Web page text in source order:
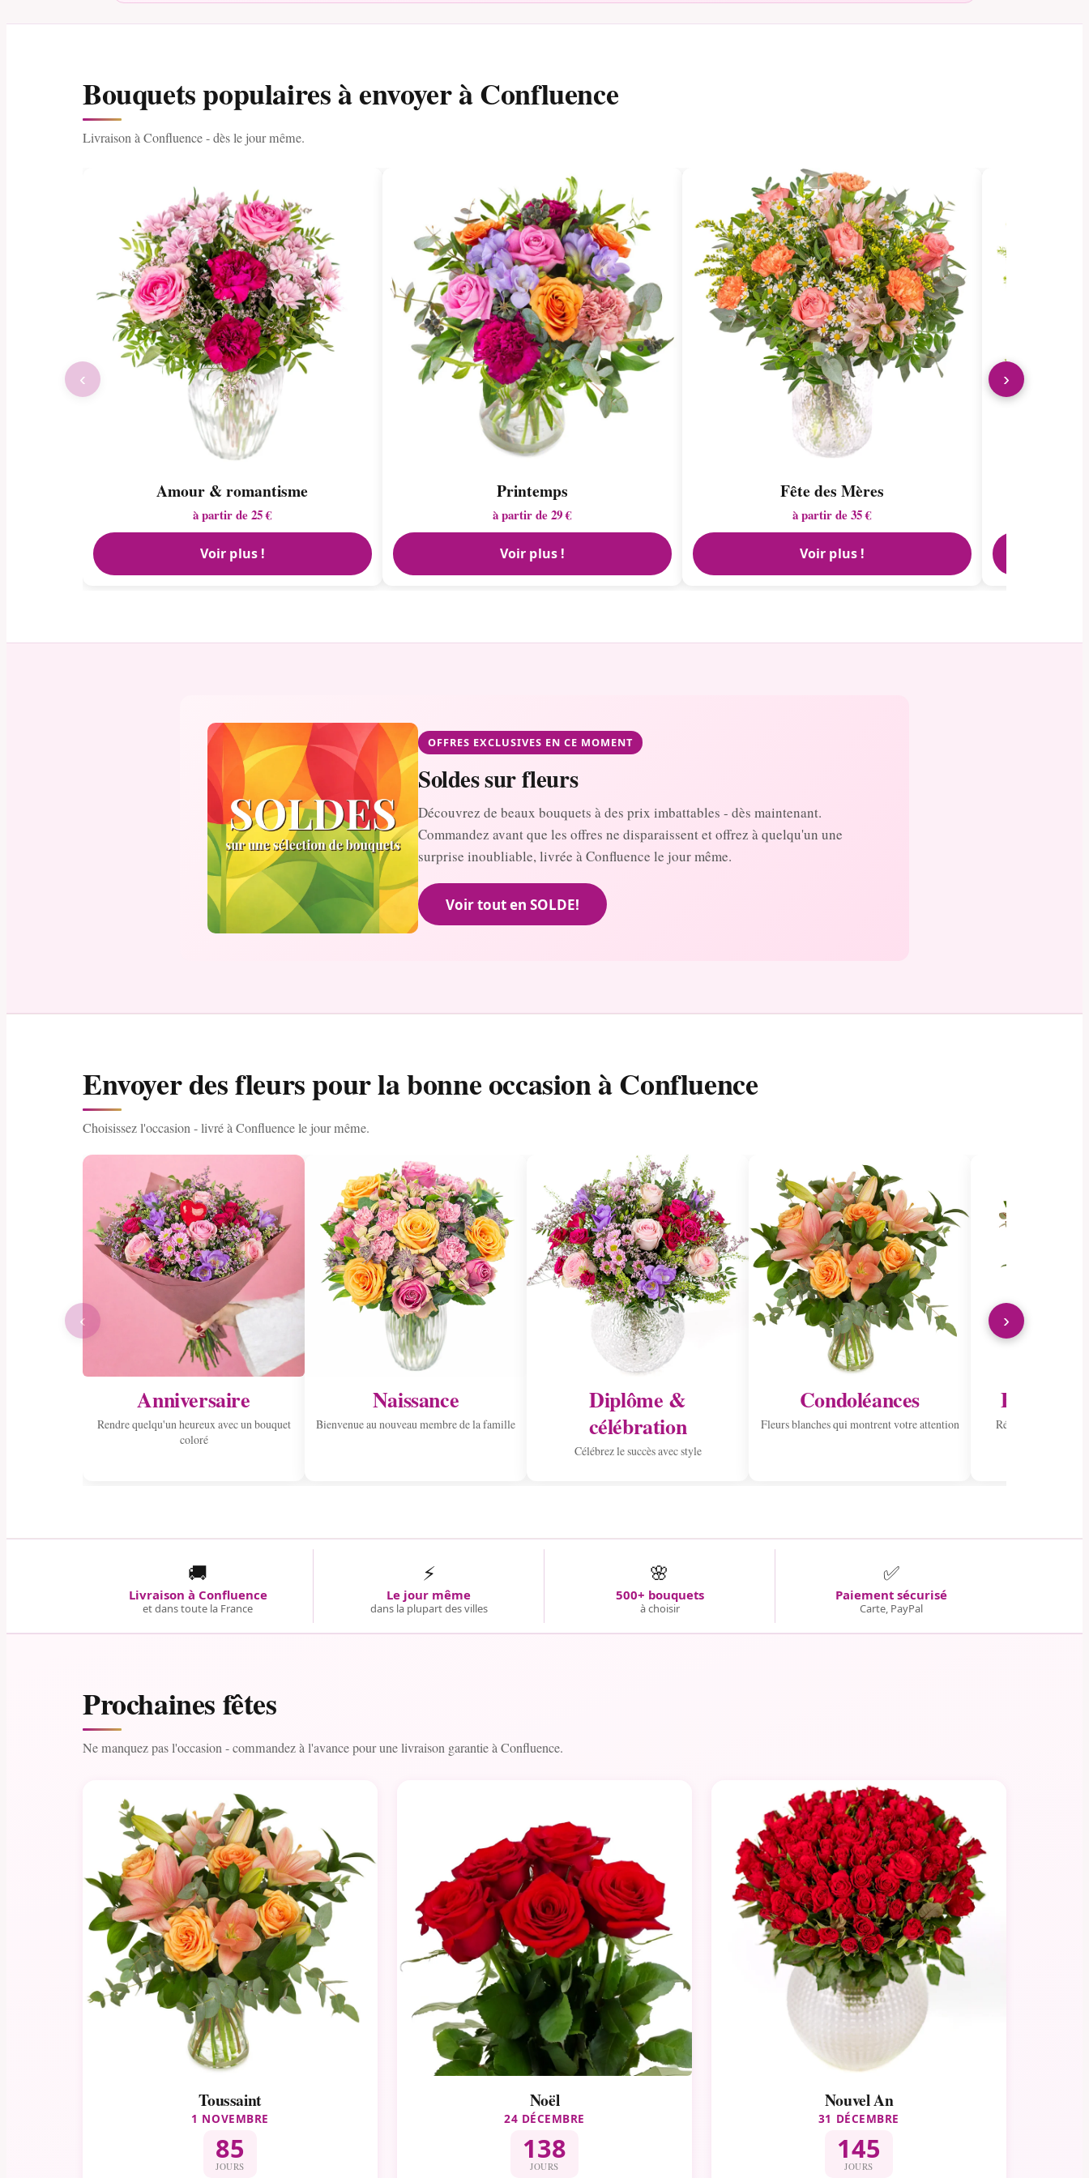
Bouquets populaires à envoyer à Confluence
Livraison à Confluence - dès le jour même.
Amour & romantisme
à partir de 25 €
Voir plus !
Printemps
à partir de 29 €
Voir plus !
Fête des Mères
à partir de 35 €
Voir plus !
‹ ›
OFFRES EXCLUSIVES EN CE MOMENT
Soldes sur fleurs
Découvrez de beaux bouquets à des prix imbattables - dès maintenant.
Commandez avant que les offres ne disparaissent et offrez à quelqu'un une
surprise inoubliable, livrée à Confluence le jour même.
Voir tout en SOLDE!
Envoyer des fleurs pour la bonne occasion à Confluence
Choisissez l'occasion - livré à Confluence le jour même.
Anniversaire
Rendre quelqu'un heureux avec un bouquet
coloré
Naissance
Bienvenue au nouveau membre de la famille
Diplôme &
célébration
Célébrez le succès avec style
Condoléances
Fleurs blanches qui montrent votre attention
Envoyer
Répandre la joie
‹ ›
🚚
Livraison à Confluence
et dans toute la France
⚡
Le jour même
dans la plupart des villes
🌸
500+ bouquets
à choisir
✅
Paiement sécurisé
Carte, PayPal
Prochaines fêtes
Ne manquez pas l'occasion - commandez à l'avance pour une livraison garantie à Confluence.
Toussaint
1 NOVEMBRE
85
JOURS
Noël
24 DÉCEMBRE
138
JOURS
Nouvel An
31 DÉCEMBRE
145
JOURS